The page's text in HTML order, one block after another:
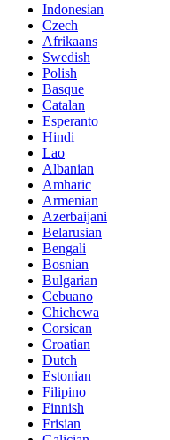
Indonesian
Czech
Afrikaans
Swedish
Polish
Basque
Catalan
Esperanto
Hindi
Lao
Albanian
Amharic
Armenian
Azerbaijani
Belarusian
Bengali
Bosnian
Bulgarian
Cebuano
Chichewa
Corsican
Croatian
Dutch
Estonian
Filipino
Finnish
Frisian